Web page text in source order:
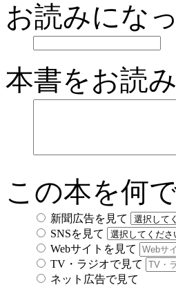
お読みにな
本書をお読
この本を何
新聞広告を見て
SNSを見て
Webサイトを見て
TV・ラジオで見て
ネット広告で見て